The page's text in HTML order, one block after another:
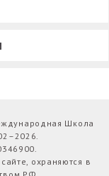
Школа
охраняются в